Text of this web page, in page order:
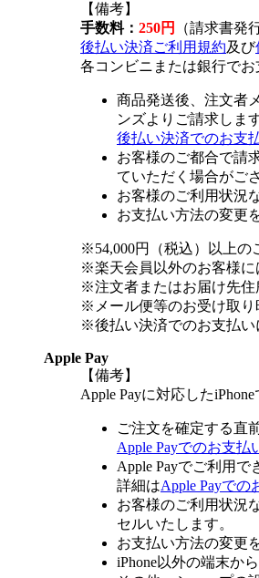
【備考】
手数料： 250円
（請求書発
後払い決済ご利用規約及び
各コンビニまたは銀行でお
商品発送後、注文者
ンズよりご請求しま
後払い決済でのお支
お客様のご都合で請
ていただく場合がご
お客様のご利用状況
お支払い方法の変更
※54,000円（税込）以上の
※楽天会員以外のお客様に
※注文者またはお届け先住
※メール便等のお受け取り
※後払い決済でのお支払い
Apple Pay
【備考】
Apple Payに対応した
ご注文を確定する直
Apple Payでのお支払
Apple Payでご利用で
詳細はApple Payでの
お客様のご利用状況
セルいたします。
お支払い方法の変更
iPhone以外の端末か